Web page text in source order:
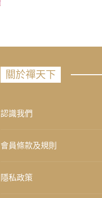
關於禪天下
認識我們
會員條款及規則
隱私政策